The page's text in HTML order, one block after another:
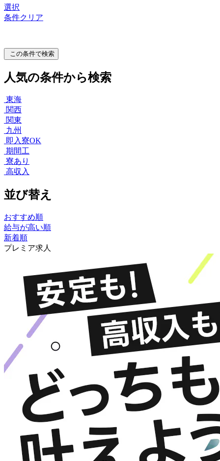
選択
条件クリア
この条件で検索
人気の条件から検索
東海
関西
関東
九州
即入寮OK
期間工
寮あり
高収入
並び替え
おすすめ順
給与が高い順
新着順
プレミア求人